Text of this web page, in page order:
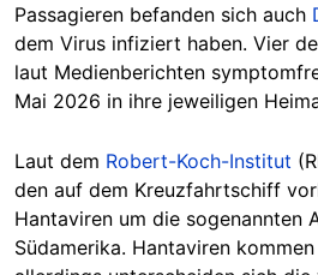
Passagieren befanden sich auch
dem Virus infiziert haben. Vier
laut Medienberichten
Mai 2026 in ihre jeweiligen
Laut dem Robert-Koch-Institut
den auf dem Kreuzfahrtschiff
Hantaviren um die sogenannten
Südamerika. Hantaviren